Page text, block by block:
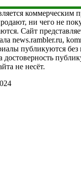
коммерческим
ни чего не
Сайт
news.rambler.ru,
публикуются без
достоверность
не несёт.